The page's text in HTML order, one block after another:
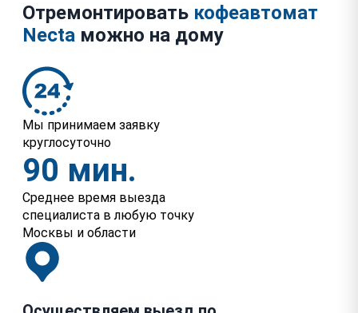
Отремонтировать кофеавтомат
Necta можно на дому
Мы принимаем заявку
круглосуточно
90 мин.
Среднее время выезда
специалиста в любую точку
Москвы и области